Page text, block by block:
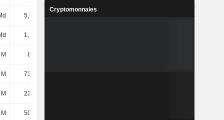
5,65 Md
1,15 Md
87,6 M
73,78 M
23,45 M
50,33 M
Cryptomonnaies